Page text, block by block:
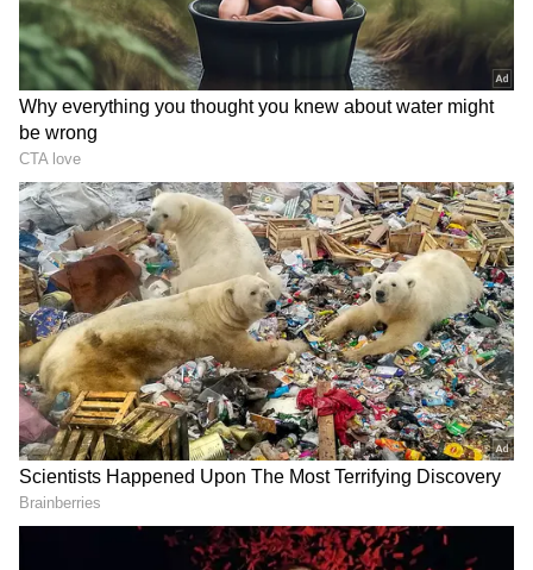
LATEST VIDEOS
చీరాల పర్యటన లో స్వయంగా చీరను నేసిన
సీఎం చంద్రబాబు | CM Chandrababu
Chirala tour | Asianet Telugu
గుజరాత్‌లో వింత ఘటన అలల్లా ఎగసి
పడుతున్న బావి నీళ్లు | Virparada village |
Gujarat mysterious well